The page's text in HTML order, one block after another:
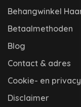
Behangwinkel
Betaalmethoden
Blog
Contact & adres
Cookie- en
Disclaimer